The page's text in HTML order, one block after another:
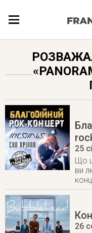
ЛОКАЦІЇ
ПУБЛІКАЦІЇ
25
Що
ви
26